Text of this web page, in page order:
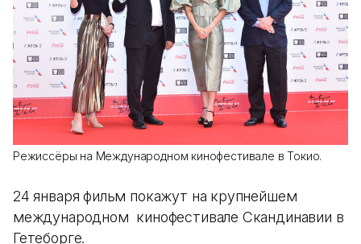
Режиссёры на Международном кинофестивале в Токио.
24 января фильм покажут на крупнейшем
международном кинофестивале Скандинавии в
Гетеборге.